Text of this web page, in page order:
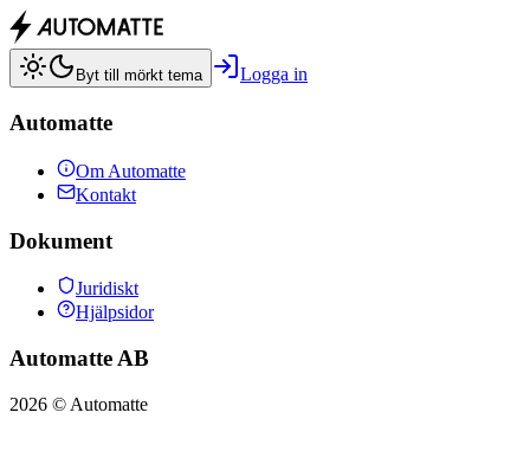
Byt till mörkt tema Logga in
Automatte
Om Automatte
Kontakt
Dokument
Juridiskt
Hjälpsidor
Automatte AB
2026 © Automatte